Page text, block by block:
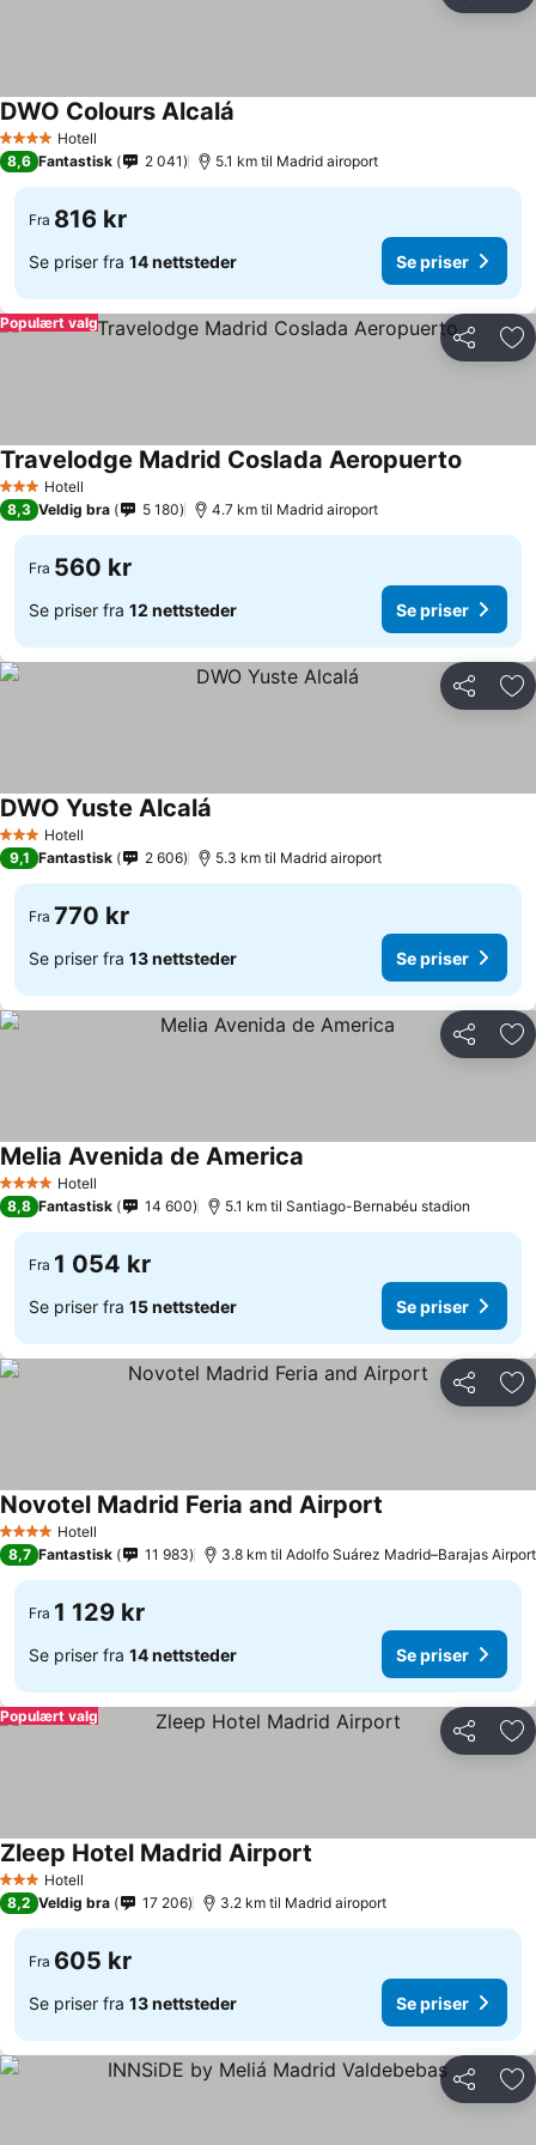
4 StjernerHotell
DWO Colours Alcalá
8,6 Fantastisk 2 041 5.1 km til Madrid airoport
Fra 816 kr
Se priser fra 14 nettsteder Se priser
Del
Populært valg
3 StjernerHotell
Travelodge Madrid Coslada Aeropuerto
8,3 Veldig bra 5 180 4.7 km til Madrid airoport
Fra 560 kr
Se priser fra 12 nettsteder Se priser
Del
3 StjernerHotell
DWO Yuste Alcalá
9,1 Fantastisk 2 606 5.3 km til Madrid airoport
Fra 770 kr
Se priser fra 13 nettsteder Se priser
Del
4 StjernerHotell
Melia Avenida de America
8,8 Fantastisk 14 600 5.1 km til Santiago-Bernabéu stadion
Fra 1 054 kr
Se priser fra 15 nettsteder Se priser
Del
4 StjernerHotell
Novotel Madrid Feria and Airport
8,7 Fantastisk 11 983 3.8 km til Adolfo Suárez Madrid–Barajas Airport
Fra 1 129 kr
Se priser fra 14 nettsteder Se priser
Del
Populært valg
3 StjernerHotell
Zleep Hotel Madrid Airport
8,2 Veldig bra 17 206 3.2 km til Madrid airoport
Fra 605 kr
Se priser fra 13 nettsteder Se priser
Del